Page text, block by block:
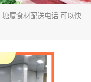
塘厦食材配送电话 可以快
工厂食堂承包
配送